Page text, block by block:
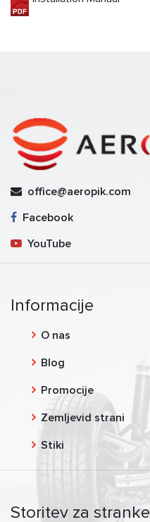
office@aeropik.com
Facebook
YouTube
Informacije
O nas
Blog
Promocije
Zemljevid strani
Stiki
Storitev za stranke